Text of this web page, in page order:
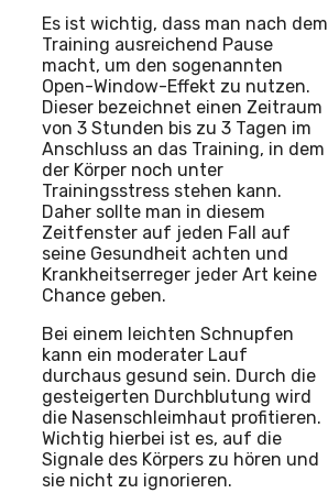
Es ist wichtig, dass man nach dem
Training ausreichend Pause
macht, um den sogenannten
Open-Window-Effekt zu nutzen.
Dieser bezeichnet einen Zeitraum
von 3 Stunden bis zu 3 Tagen im
Anschluss an das Training, in dem
der Körper noch unter
Trainingsstress stehen kann.
Daher sollte man in diesem
Zeitfenster auf jeden Fall auf
seine Gesundheit achten und
Krankheitserreger jeder Art keine
Chance geben.
Bei einem leichten Schnupfen
kann ein moderater Lauf
durchaus gesund sein. Durch die
gesteigerten Durchblutung wird
die Nasenschleimhaut profitieren.
Wichtig hierbei ist es, auf die
Signale des Körpers zu hören und
sie nicht zu ignorieren.